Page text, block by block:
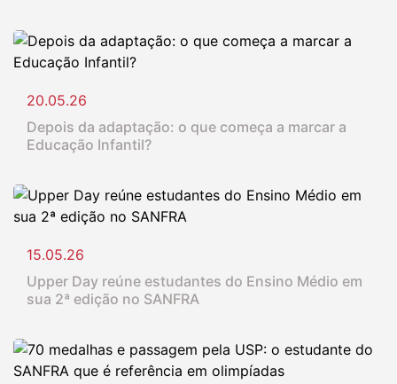
20.05.26
Depois da adaptação: o que começa a marcar a
Educação Infantil?
15.05.26
Upper Day reúne estudantes do Ensino Médio em
sua 2ª edição no SANFRA